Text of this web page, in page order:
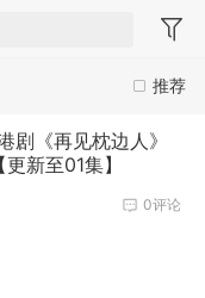
推荐
剧《再见枕边人》
新至01集】
0评论